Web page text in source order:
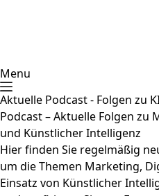
Menu
Aktuelle Podcast - Folgen zu
Podcast – Aktuelle Folgen
und Künstlicher Intelligenz
Hier finden Sie regelmäßig
um die Themen Marketing,
Einsatz von Künstlicher